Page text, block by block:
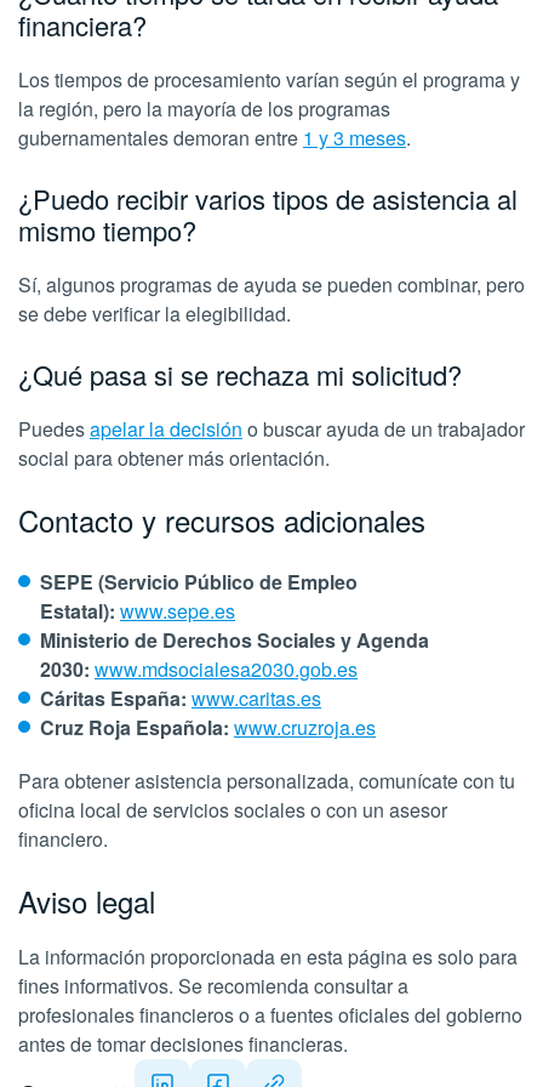
financiera?
Los tiempos de procesamiento varían según el programa y
la región, pero la mayoría de los programas
gubernamentales demoran entre 1 y 3 meses.
¿Puedo recibir varios tipos de asistencia al
mismo tiempo?
Sí, algunos programas de ayuda se pueden combinar, pero
se debe verificar la elegibilidad.
¿Qué pasa si se rechaza mi solicitud?
Puedesapelar la decisión o buscar ayuda de un trabajador
social para obtener más orientación.
Contacto y recursos adicionales
SEPE (Servicio Público de Empleo
Estatal): www.sepe.es
Ministerio de Derechos Sociales y Agenda
2030: www.mdsocialesa2030.gob.es
Cáritas España: www.caritas.es
Cruz Roja Española: www.cruzroja.es
Para obtener asistencia personalizada, comunícate con tu
oficina local de servicios sociales o con un asesor
financiero.
Aviso legal
La información proporcionada en esta página es solo para
fines informativos. Se recomienda consultar a
profesionales financieros o a fuentes oficiales del gobierno
antes de tomar decisiones financieras.